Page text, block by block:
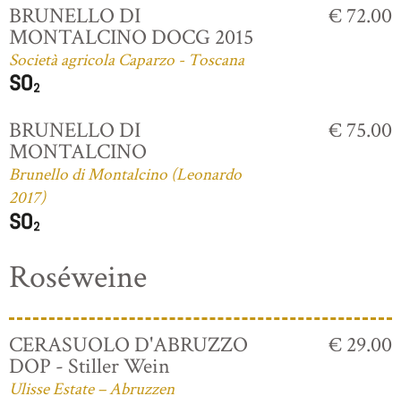
BRUNELLO DI
MONTALCINO DOCG 2015
Società agricola Caparzo - Toscana
€ 72.00
BRUNELLO DI
MONTALCINO
Brunello di Montalcino (Leonardo
2017)
€ 75.00
Roséweine
CERASUOLO D'ABRUZZO
DOP - Stiller Wein
Ulisse Estate – Abruzzen
€ 29.00